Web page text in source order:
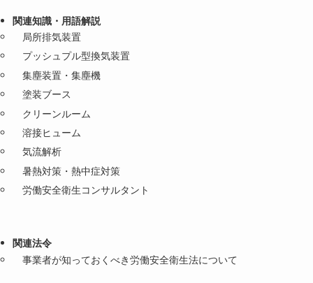
関連知識・用語解説
局所排気装置
プッシュプル型換気装置
集塵装置・集塵機
塗装ブース
クリーンルーム
溶接ヒューム
気流解析
暑熱対策・熱中症対策
労働安全衛生コンサルタント
関連法令
事業者が知っておくべき労働安全衛生法について